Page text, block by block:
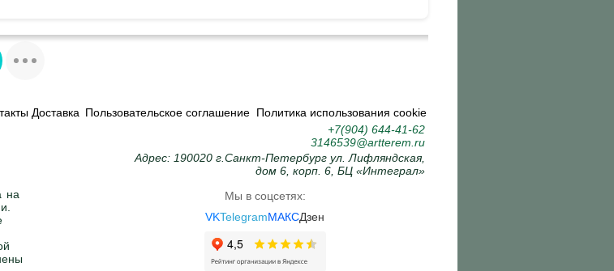
Доставка Пользовательское соглашение Политика использования cookie
на
+7(904) 644-41-62
3146539@artterem.ru
Адрес: 190020 г.Санкт-Петербург ул. Лифляндская,
дом 6, корп. 6, БЦ «Интеграл»
Мы в соцсетях:
VKTelegramМАКСДзен